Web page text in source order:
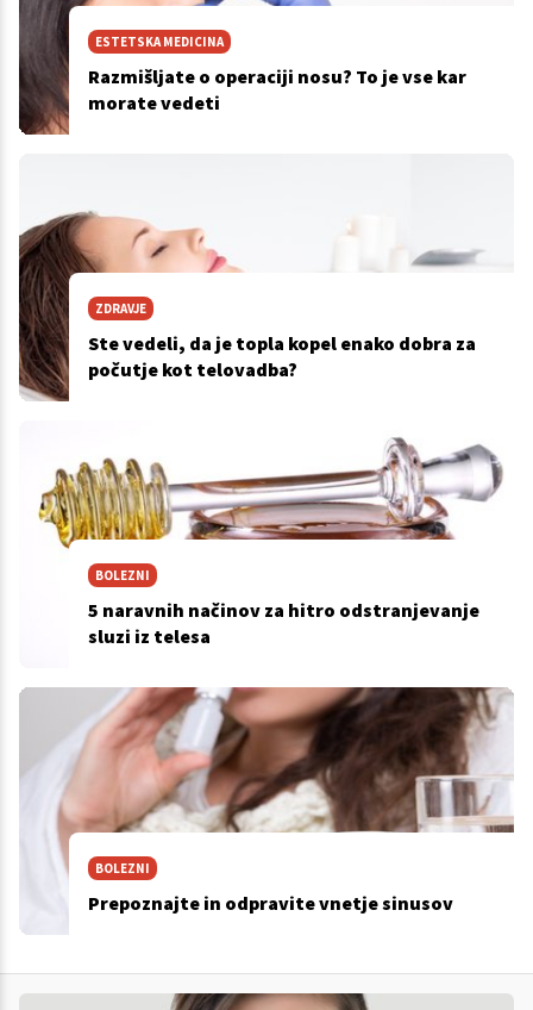
ESTETSKA MEDICINA
Razmišljate o operaciji nosu? To je vse kar
morate vedeti
ZDRAVJE
Ste vedeli, da je topla kopel enako dobra za
počutje kot telovadba?
BOLEZNI
5 naravnih načinov za hitro odstranjevanje
sluzi iz telesa
BOLEZNI
Prepoznajte in odpravite vnetje sinusov